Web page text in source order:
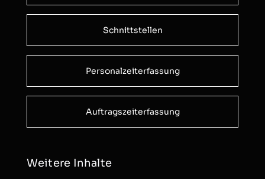
Schnittstellen
Personalzeiterfassung
Auftragszeiterfassung
Weitere Inhalte